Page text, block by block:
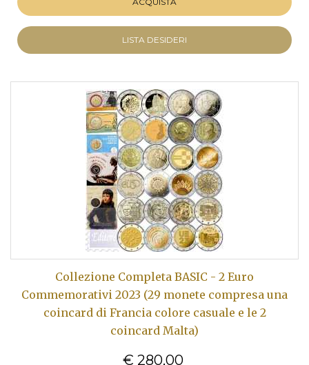
LISTA DESIDERI
Collezione Completa BASIC - 2 Euro
Commemorativi 2023 (29 monete compresa una
coincard di Francia colore casuale e le 2
coincard Malta)
€ 280,00